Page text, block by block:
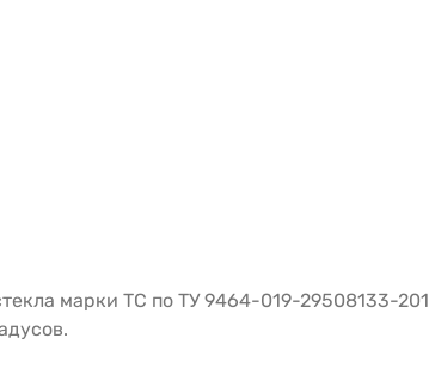
марки ТС по ТУ 9464-019-29508133-